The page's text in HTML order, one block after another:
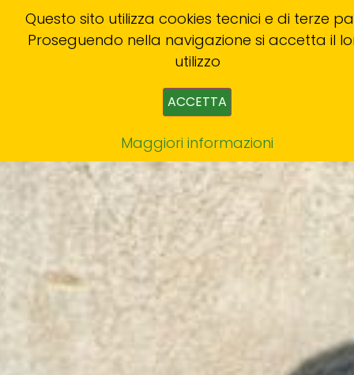
Questo sito utilizza cookies tecnici e di terze
Proseguendo nella navigazione si accetta il
utilizzo
ACCETTA
Maggiori informazioni